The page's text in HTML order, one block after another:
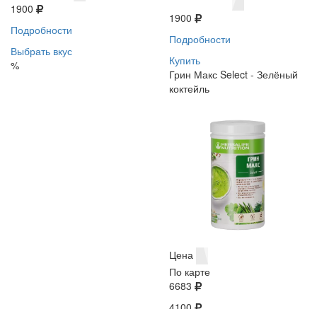
1900
Подробности
Выбрать вкус
%
1900
Подробности
Купить
Грин Макс Select - Зелёный
коктейль
Цена
По карте
6683